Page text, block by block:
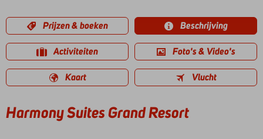
Prijzen & boeken Beschrijving
Activiteiten Foto's & Video's
Kaart Vlucht
Harmony Suites Grand Resort